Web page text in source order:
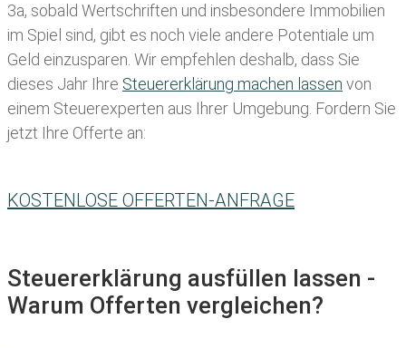
3a, sobald Wertschriften und insbesondere Immobilien
im Spiel sind, gibt es noch viele andere Potentiale um
Geld einzusparen. Wir empfehlen deshalb, dass Sie
dieses Jahr Ihre Steuererklärung machen lassen von
einem Steuerexperten aus Ihrer Umgebung. Fordern Sie
jetzt Ihre Offerte an:
KOSTENLOSE OFFERTEN-ANFRAGE
Steuererklärung ausfüllen lassen -
Warum Offerten vergleichen?